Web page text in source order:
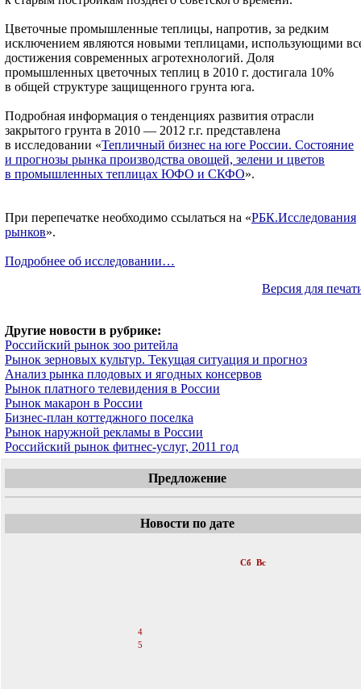
Цветочные промышленные теплицы, напротив, за редким
исключением являются новыми теплицами, использующими
достижения современных агротехнологий. Доля
промышленных цветочных теплиц в 2010 г. достигала 10%
в общей структуре защищенного грунта юга.
Подробная информация о тенденциях развития отрасли
закрытого грунта в 2010 — 2012 г.г. представлена
в исследовании «Тепличный бизнес на юге России. Состояние
и прогнозы рынка производства овощей, зелени и цветов
в промышленных теплицах ЮФО и СКФО».
При перепечатке необходимо ссылаться на «РБК.Исследования
рынков».
Подробнее об исследовании…
Версия для
Другие новости в рубрике:
Российский рынок зоо ритейла
Рынок зерновых культур. Текущая ситуация и прогноз
Анализ рынка плодовых и ягодных консервов
Рынок платного телевидения в России
Рынок макарон в России
Бизнес-план коттеджного поселка
Рынок наружной рекламы в России
Российский рынок фитнес-услуг, 2011 год
Предложение
Новости по дате
Сб Вс
4
5